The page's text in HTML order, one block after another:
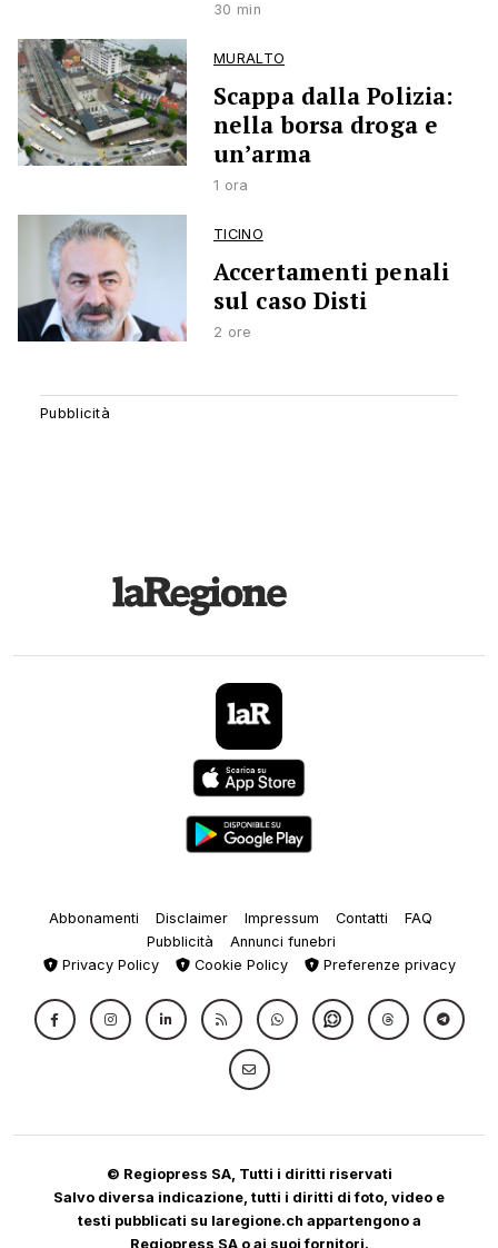
30 min
MURALTO
Scappa dalla Polizia:
nella borsa droga e
un’arma
1 ora
TICINO
Accertamenti penali
sul caso Disti
2 ore
Abbonamenti Disclaimer Impressum Contatti
FAQ
Pubblicità
Annunci funebri
Privacy Policy
Cookie Policy Preferenze privacy
© Regiopress SA, Tutti i diritti riservati
Salvo diversa indicazione, tutti i diritti di foto, video e
testi pubblicati su laregione.ch appartengono a
Regiopress SA o ai suoi fornitori.